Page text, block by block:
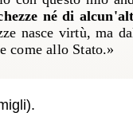
né di
nasce virtù, ma
come allo Stato.»